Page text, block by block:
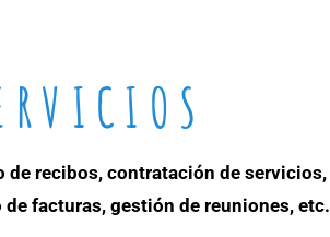
de recibos, contratación de servicios,
facturas, gestión de reuniones, etc.